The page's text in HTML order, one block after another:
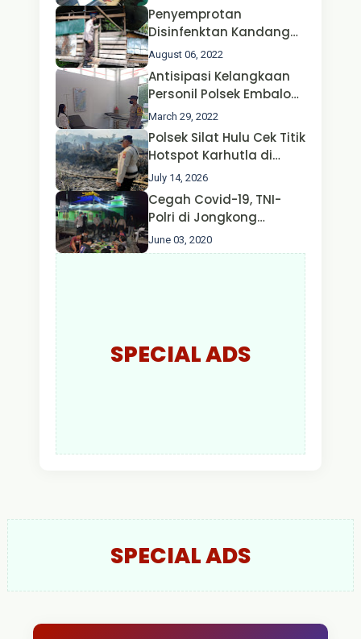
Penyemprotan
Disinfenktan Kandang
Ternak Kambing warga
Oleh Satgas Ops Aman
Nusa II Polda Kalbar*
August 06, 2022
Antisipasi Kelangkaan
Personil Polsek Embaloh
Hulu Gencar Lakukan
Pengecekan Oksigen
March 29, 2022
Polsek Silat Hulu Cek Titik
Hotspot Karhutla di
Desa Nanga Dangkan,
Api Ditemukan Sudah
Padam
July 14, 2026
Cegah Covid-19, TNI-
Polri di Jongkong
Himbau Masyarakat
Jangan Kumpul Hinga
June 03, 2020
SPECIAL ADS
SPECIAL ADS